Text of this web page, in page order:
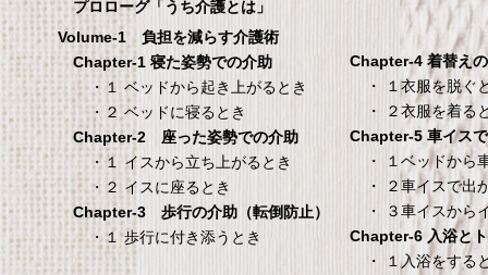
メーカー直販 ベッド用ボ
シーツ 防水シーツ 【介護
ベッド用防水シーツ】シ
100×200×30cm クリー
タンスのゲン 介護用ベ
ッドテーブル キャスタ
ー付き 伸縮式 高さ調節
可能 Licht リヒト
65090050BR
TANITA 【乗った人
タリと当てる「乗
機能」搭載】 体組
ホワイト BC-754-
TANITA 【乗った人をピタ
プロローグ「うち介護とは」
Volume-1 負担を減らす介護術
Chapter-1 寝た姿勢での介助
・１ ベッドから起き上がるとき
・２ ベッドに寝るとき
Chapter-2 座った姿勢での介助
・１ イスから立ち上がるとき
・２ イスに座るとき
Chapter-3 歩行の介助（転倒防止）
・１ 歩行に付き添うとき
Chapter-4 着替え
・ １衣服を脱ぐ
・ ２衣服を着る
Chapter-5 車イス
・ １ベッドから
・ ２車イスで出
・ ３車イスから
Chapter-6 入浴と
・ １入浴をする